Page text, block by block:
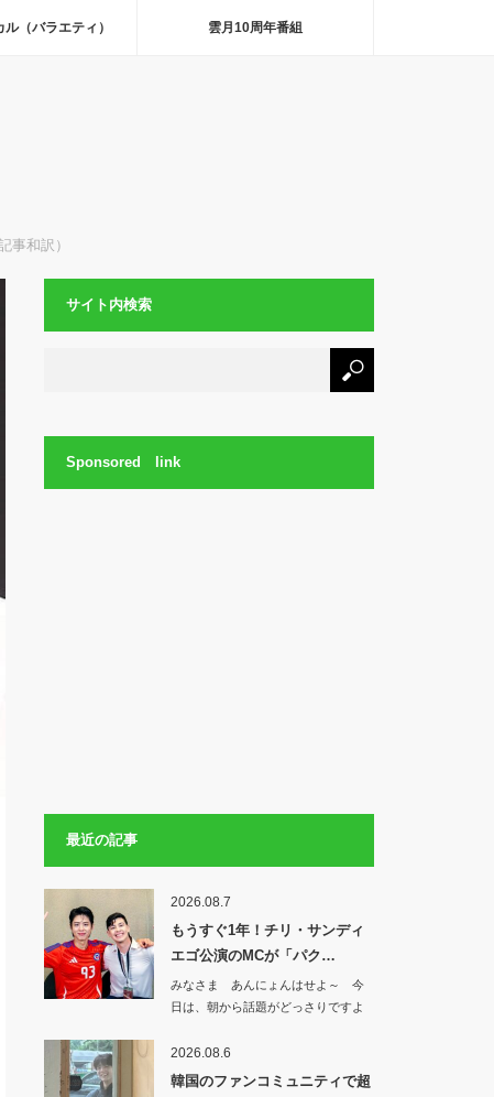
（バラエティ） 雲月10周年番組
事和訳）
サイト内検索
Sponsored link
最近の記事
2026.08.7
もうすぐ1年！チリ・サンディ
エゴ公演のMCが「パク…
みなさま あんにょんはせよ～ 今
日は、朝から話題がどっさりですよ
2026.08.6
韓国のファンコミュニティで超